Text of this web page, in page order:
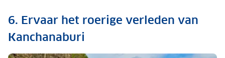
6. Ervaar het roerige verleden van
Kanchanaburi